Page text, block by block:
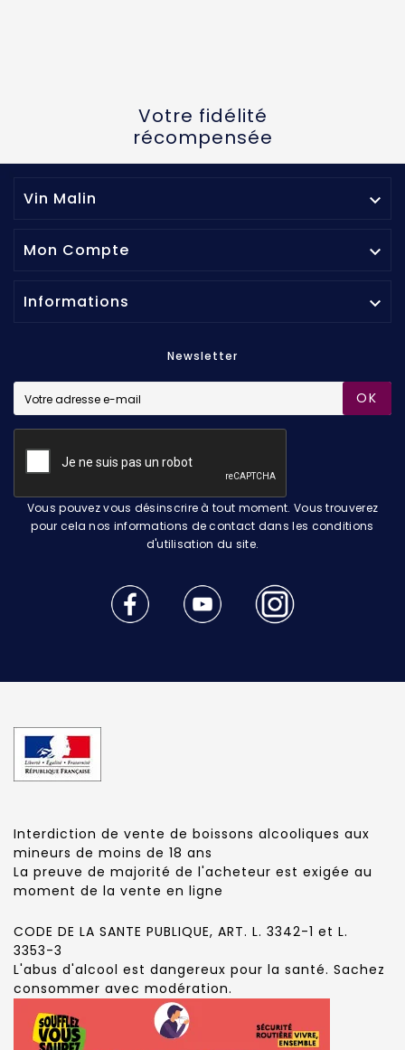
Votre fidélité
récompensée
Vin Malin 
Mon Compte 
Informations 
Newsletter
OK
Vous pouvez vous désinscrire à tout moment. Vous trouverez
pour cela nos informations de contact dans les conditions
d'utilisation du site.
Interdiction de vente de boissons alcooliques aux
mineurs de moins de 18 ans
La preuve de majorité de l'acheteur est exigée au
moment de la vente en ligne
CODE DE LA SANTE PUBLIQUE, ART. L. 3342-1 et L.
3353-3
L'abus d'alcool est dangereux pour la santé. Sachez
consommer avec modération.